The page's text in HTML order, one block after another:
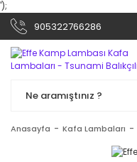
');
905322766286
Anasayfa Kafa Lambaları